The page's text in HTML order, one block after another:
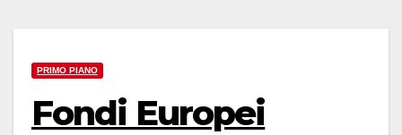
PRIMO PIANO
Fondi Europei